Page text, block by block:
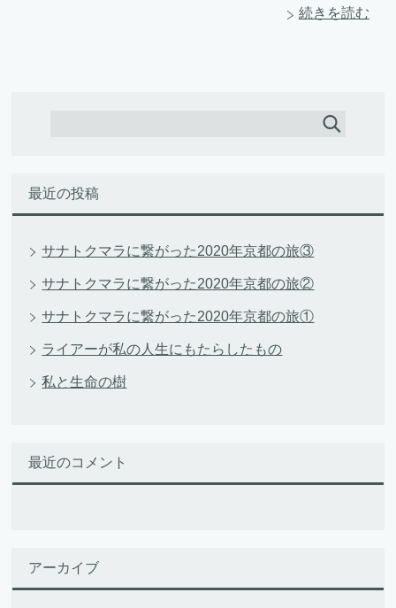
続きを読む
最近の投稿
サナトクマラに繋がった2020年京都の旅③
サナトクマラに繋がった2020年京都の旅②
サナトクマラに繋がった2020年京都の旅①
ライアーが私の人生にもたらしたもの
私と生命の樹
最近のコメント
アーカイブ